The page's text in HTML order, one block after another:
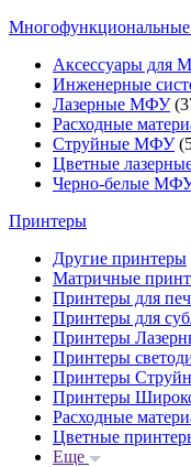
Многофункциональные
Аксессуары для
Инженерные
Лазерные МФУ
Расходные
Струйные МФУ
Цветные
Черно-белые
Принтеры
Другие принтеры
Матричные
Принтеры для
Принтеры для
Принтеры
Принтеры
Принтеры
Принтеры
Расходные
Цветные
Еще